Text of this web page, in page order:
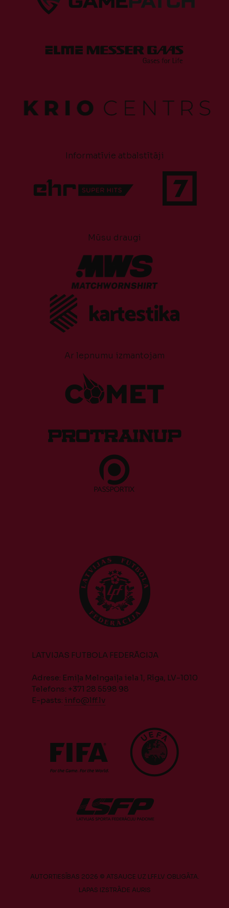
Informatīvie atbalstītāji
Mūsu draugi
Ar lepnumu izmantojam
LATVIJAS FUTBOLA FEDERĀCIJA
Adrese: Emiļa Melngaiļa iela 1, Rīga, LV-1010
Telefons: +371 28 5598 98
E-pasts: info@lff.lv
AUTORTIESĪBAS 2026 © ATSAUCE UZ LFF.LV OBLIGĀTA.
LAPAS IZSTRĀDE AURIS